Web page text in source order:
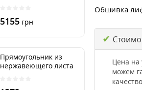
5155 грн
Прямоугольник из
нержавеющего листа
Обшивка
✔
Цена на
можем